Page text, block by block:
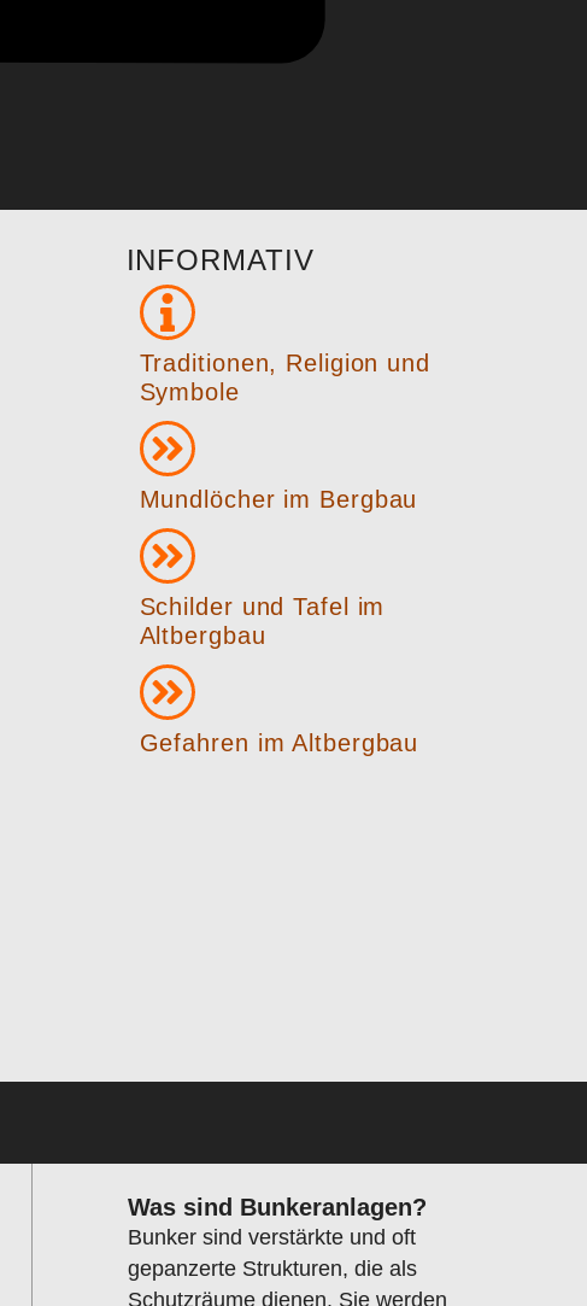
INFORMATIV
Traditionen, Religion und
Symbole
Mundlöcher im Bergbau
Schilder und Tafel im
Altbergbau
Gefahren im Altbergbau
Was sind Bunkeranlagen?
Bunker sind verstärkte und oft
gepanzerte Strukturen, die als
Schutzräume dienen. Sie werden